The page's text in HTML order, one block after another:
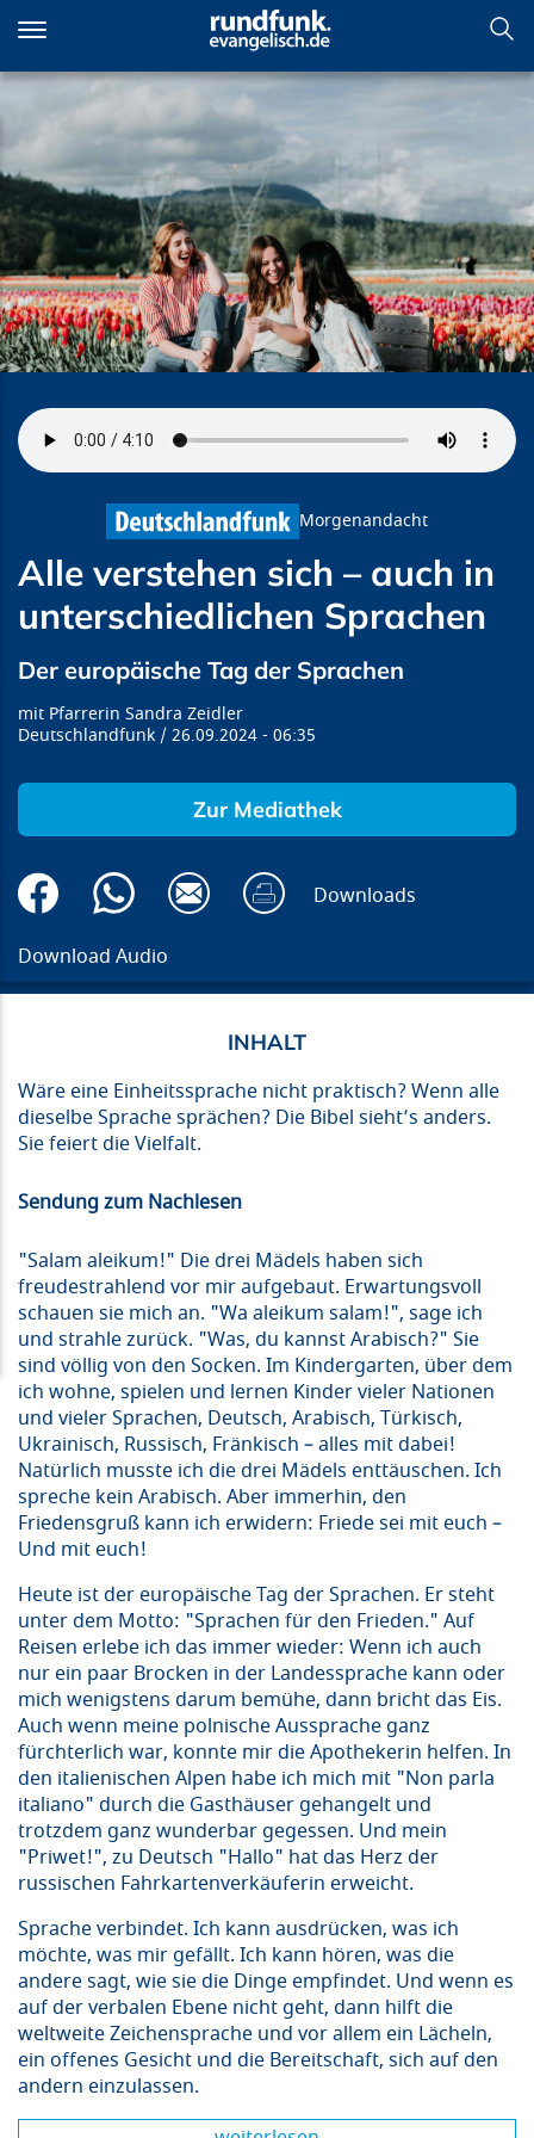
zum
Inhalt
Alle verstehen sich – auch in
unterschiedlichen Sprachen
Morgenandacht
Alle verstehen sich – auch in
unterschiedlichen Sprachen
Der europäische Tag der Sprachen
Pfarrerin Sandra Zeidler
Deutschlandfunk
26.09.2024 06:35
Zur Mediathek
Downloads
Download Audio
Wäre eine Einheitssprache nicht praktisch? Wenn alle
dieselbe Sprache sprächen? Die Bibel sieht’s anders.
Sie feiert die Vielfalt.
Sendung zum Nachlesen
"Salam aleikum!" Die drei Mädels haben sich
freudestrahlend vor mir aufgebaut. Erwartungsvoll
schauen sie mich an. "Wa aleikum salam!", sage ich
und strahle zurück. "Was, du kannst Arabisch?" Sie
sind völlig von den Socken. Im Kindergarten, über dem
ich wohne, spielen und lernen Kinder vieler Nationen
und vieler Sprachen, Deutsch, Arabisch, Türkisch,
Ukrainisch, Russisch, Fränkisch – alles mit dabei!
Natürlich musste ich die drei Mädels enttäuschen. Ich
spreche kein Arabisch. Aber immerhin, den
Friedensgruß kann ich erwidern: Friede sei mit euch –
Und mit euch!
Heute ist der europäische Tag der Sprachen. Er steht
unter dem Motto: "Sprachen für den Frieden." Auf
Reisen erlebe ich das immer wieder: Wenn ich auch
nur ein paar Brocken in der Landessprache kann oder
mich wenigstens darum bemühe, dann bricht das Eis.
Auch wenn meine polnische Aussprache ganz
fürchterlich war, konnte mir die Apothekerin helfen. In
den italienischen Alpen habe ich mich mit "Non parla
italiano" durch die Gasthäuser gehangelt und
trotzdem ganz wunderbar gegessen. Und mein
"Priwet!", zu Deutsch "Hallo" hat das Herz der
russischen Fahrkartenverkäuferin erweicht.
Sprache verbindet. Ich kann ausdrücken, was ich
möchte, was mir gefällt. Ich kann hören, was die
andere sagt, wie sie die Dinge empfindet. Und wenn es
auf der verbalen Ebene nicht geht, dann hilft die
weltweite Zeichensprache und vor allem ein Lächeln,
ein offenes Gesicht und die Bereitschaft, sich auf den
andern einzulassen.